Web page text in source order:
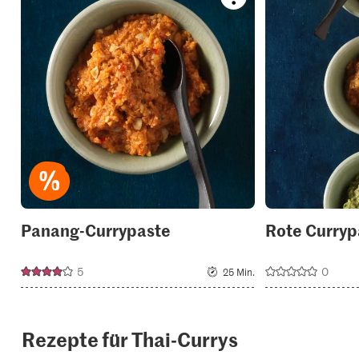
Panang-Currypaste
5 25 Min.
Rote
0
Rezepte für Thai-Currys